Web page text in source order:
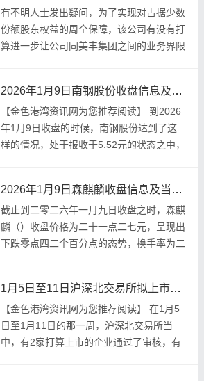
有不明人士发出疑问，为了实现对占据少数
份额股东权益的周全保障，该公司有没有打
算进一步让公司同美丰集团之间的业务界限
淆以及潜在...
2026年1月9日南钢股份收盘信息及当日公司重要公告汇总
【金色港湾资讯网为您推荐阅读】 到2026
年1月9日收盘的时候，南钢股份达到了这
样的情况，处于报收于5.52元的状态之中，
2026年1月9日森麒麟收盘信息及当日公司重要公告汇总
截止到二零二六年一月九日收盘之时，森麒
麟（）收盘价格为二十一点二七元，呈现出
下跌零点四二个百分点的态势，换手率为二
信息汇...
1月5日至11日沪深北交易所拟上市企业过会、注册情况汇总
【金色港湾资讯网为您推荐阅读】 在1月5
日至1月11日的那一周，沪深北交易所当
中，有2家打算上市的企业通过了审核，有